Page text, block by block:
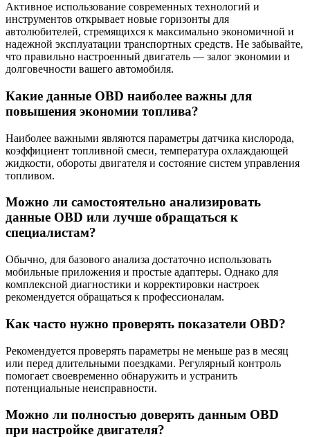
Активное использование современных технологий и
инструментов открывает новые горизонты для
автолюбителей, стремящихся к максимально экономичной и
надежной эксплуатации транспортных средств. Не забывайте,
что правильно настроенный двигатель — залог экономии и
долговечности вашего автомобиля.
Какие данные OBD наиболее важны для
повышения экономии топлива?
Наиболее важными являются параметры датчика кислорода,
коэффициент топливной смеси, температура охлаждающей
жидкости, обороты двигателя и состояние систем управления
топливом.
Можно ли самостоятельно анализировать
данные OBD или лучше обращаться к
специалистам?
Обычно, для базового анализа достаточно использовать
мобильные приложения и простые адаптеры. Однако для
комплексной диагностики и корректировки настроек
рекомендуется обращаться к профессионалам.
Как часто нужно проверять показатели OBD?
Рекомендуется проверять параметры не меньше раз в месяц
или перед длительными поездками. Регулярный контроль
помогает своевременно обнаружить и устранить
потенциальные неисправности.
Можно ли полностью доверять данным OBD
при настройке двигателя?